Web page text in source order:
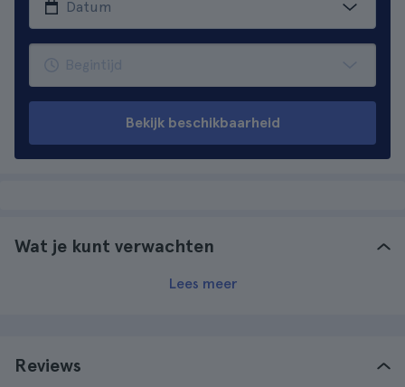
Bekijk beschikbaarheid
Wat je kunt verwachten
Lees meer
Reviews